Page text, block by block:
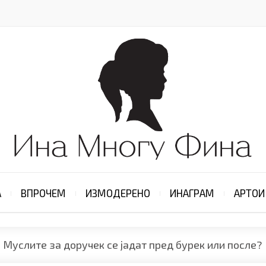
ВПРОЧЕМ ИЗМОДЕРЕНО ИНАГРАМ АРТОИ
Муслите за доручек се јадат пред бурек или после?